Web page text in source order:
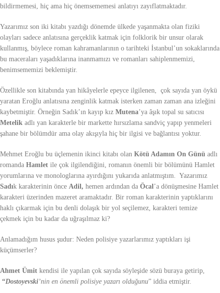
bildirmemesi, hiç ama hiç önemsememesi anlatıyı zayıflatmaktadır.
Yazarımız son iki kitabı yazdığı dönemde ülkede yaşanmakta olan fiziki
olayları sadece anlatısına gerçeklik katmak için folklorik bir unsur olarak
kullanmış, böylece roman kahramanlarının o tarihteki İstanbul’un sokaklarında
bu maceraları yaşadıklarına inanmamızı ve romanları sahiplenmemizi,
benimsememizi beklemiştir.
Özellikle son kitabında yan hikâyelerle epeyce ilgilenen, çok sayıda yan öykü
yaratan Eroğlu anlatısına zenginlik katmak isterken zaman zaman ana izleğini
kaybetmiştir. Örneğin Sadık’ın kayıp kız Mutena’ya âşık topal su satıcısı
Metelik adlı yan karakterle bir markette hırsızlama sandviç yapıp yenmeleri
şahane bir bölümdür ama olay akışıyla hiç bir ilgisi ve bağlantısı yoktur.
Mehmet Eroğlu bu üçlemenin ikinci kitabı olan Kötü Adamın On Günü adlı
romanda Hamlet ile çok ilgilendiğini, romanın önemli bir bölümünü Hamlet
yorumlarına ve monologlarına ayırdığını yukarıda anlatmıştım. Yazarımız
Sadık karakterinin önce Adil, hemen ardından da Öcal’a dönüşmesine Hamlet
karakteri üzerinden mazeret aramaktadır. Bir roman karakterinin yaptıklarını
haklı çıkarmak için bu denli dolaşık bir yol seçilemez, karakteri temize
çekmek için bu kadar da uğraşılmaz ki?
Anlamadığım husus şudur: Neden polisiye yazarlarımız yaptıkları işi
küçümserler?
Ahmet Ümit kendisi ile yapılan çok sayıda söyleşide sözü buraya getirip,
“Dostoyevski’nin en önemli polisiye yazarı olduğunu” iddia etmiştir.